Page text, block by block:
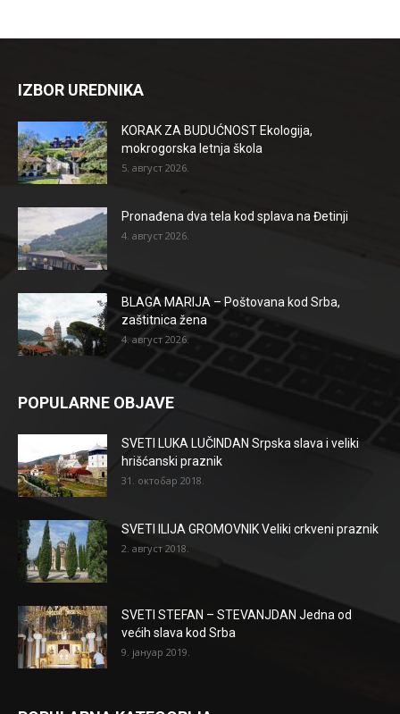
IZBOR UREDNIKA
KORAK ZA BUDUĆNOST Ekologija,
mokrogorska letnja škola
5. август 2026.
Pronađena dva tela kod splava na Đetinji
4. август 2026.
BLAGA MARIJA – Poštovana kod Srba,
zaštitnica žena
4. август 2026.
POPULARNE OBJAVE
SVETI LUKA LUČINDAN Srpska slava i veliki
hrišćanski praznik
31. октобар 2018.
SVETI ILIJA GROMOVNIK Veliki crkveni praznik
2. август 2018.
SVETI STEFAN – STEVANJDAN Jedna od
većih slava kod Srba
9. јануар 2019.